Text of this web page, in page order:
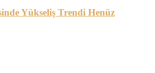
Yükseliş Trendi Henüz